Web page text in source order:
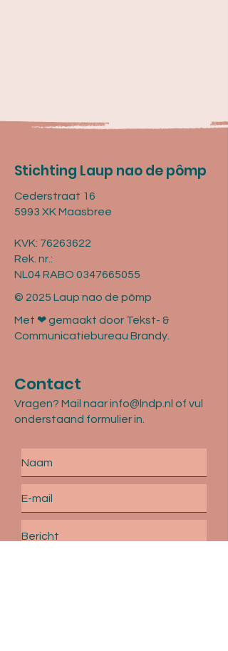
Stichting Laup nao de pômp
Cederstraat 16
5993 XK Maasbree
KVK: 76263622
Rek. nr.:
NL04 RABO 0347665055
© 2025 Laup nao de pômp
Met ❤ gemaakt door Tekst- &
Communicatiebureau Brandy.
Contact
Vragen? Mail naarinfo@lndp.nl of vul
onderstaand formulier in.